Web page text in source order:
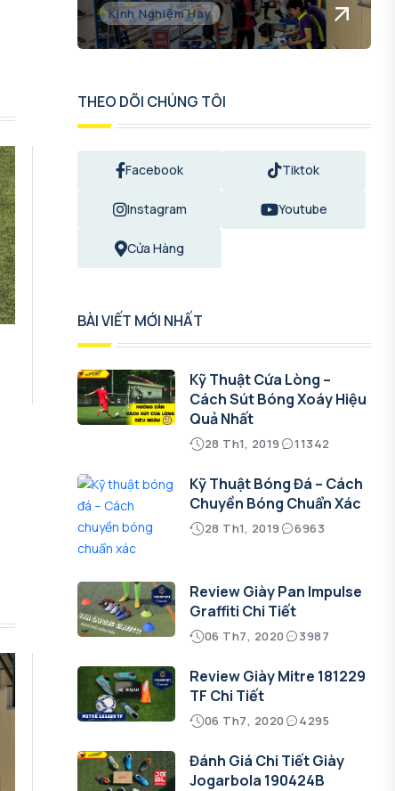
Kinh Nghiệm Hay
THEO DÕI CHÚNG TÔI
Facebook Tiktok
Instagram Youtube
Cửa Hàng
BÀI VIẾT MỚI NHẤT
Kỹ Thuật Cứa Lòng –
Cách Sút Bóng Xoáy Hiệu
Quả Nhất
28 Th1, 2019 11342
Kỹ Thuật Bóng Đá – Cách
Chuyền Bóng Chuẩn Xác
28 Th1, 2019 6963
Review Giày Pan Impulse
Graffiti Chi Tiết
06 Th7, 2020 3987
Review Giày Mitre 181229
TF Chi Tiết
06 Th7, 2020 4295
Đánh Giá Chi Tiết Giày
Jogarbola 190424B